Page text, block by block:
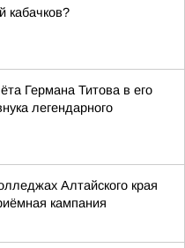
кабачков?
Германа Титова в его
легендарного
Алтайского края
кампания